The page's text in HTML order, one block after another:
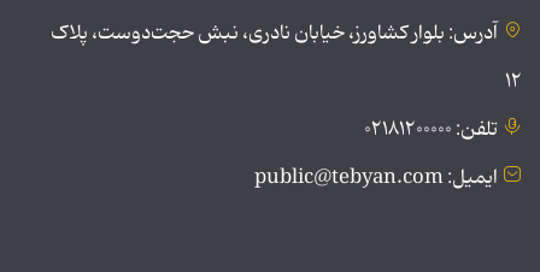
آدرس: بلوار کشاورز، خیابان نادری، نبش حجت‌دوست، پلاک
۱۲
تلفن: ۰۲۱۸۱۲۰۰۰۰۰
ایمیل: public@tebyan.com